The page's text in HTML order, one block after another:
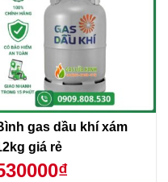
gas dầu khí xám
giá rẻ